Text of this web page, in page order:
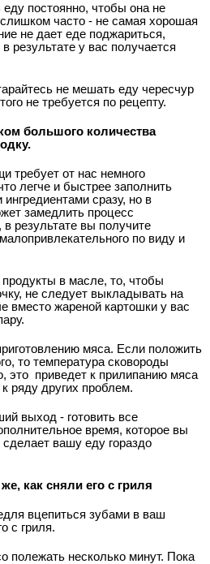
постоянно, чтобы она не
часто - не самая хорошая
не дает еде поджариться,
результате у вас получается
не мешать еду чересчур
не требуется по рецепту.
большого количества
требует от нас немного
легче и быстрее заполнить
сразу, но в
замедлить процесс
результате вы получите
по виду и
в масле, то, чтобы
не следует выкладывать на
вместо жареной картошки у вас
мяса. Если положить
то температура сковороды
это приведет к прилипанию мяса
ряду других проблем.
выход - готовить все
время, которое вы
вашу еду гораздо
как сняли его с гриля
вцепиться зубами в ваш
с гриля.
полежать несколько минут. Пока